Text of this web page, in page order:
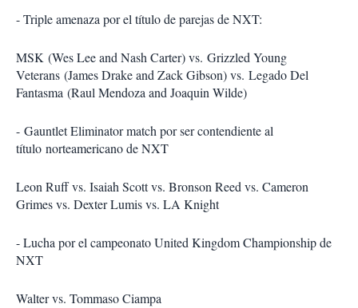
- Triple amenaza por el título de parejas de NXT:
MSK (Wes Lee and Nash Carter) vs. Grizzled Young
Veterans (James Drake and Zack Gibson) vs. Legado Del
Fantasma (Raul Mendoza and Joaquin Wilde)
- Gauntlet Eliminator match por ser contendiente al
título norteamericano de NXT
Leon Ruff vs. Isaiah Scott vs. Bronson Reed vs. Cameron
Grimes vs. Dexter Lumis vs. LA Knight
- Lucha por el campeonato United Kingdom Championship de
NXT
Walter vs. Tommaso Ciampa